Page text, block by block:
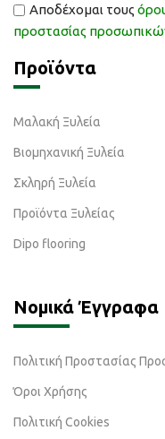
Αποδέχομαι τους
προστασίας
Προϊόντα
Μαλακή Ξυλεία
Βιομηχανική Ξυλεία
Σκληρή Ξυλεία
Προϊόντα Ξυλείας
Dipo flooring
Νομικά Έγγραφα
Πολιτική Προστασίας
Όροι Χρήσης
Πολιτική Cookies